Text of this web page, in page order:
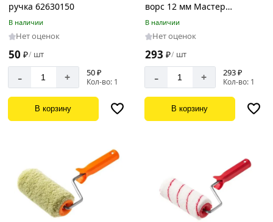
ручка 62630150
В наличии
Нет оценок
50 ₽/ шт
- + 50 ₽
Кол-во: 1
В корзину
ворс 12 мм Мастер
75248824
В наличии
Нет оценок
293 ₽/ шт
- + 293 ₽
Кол-во: 1
В корзину